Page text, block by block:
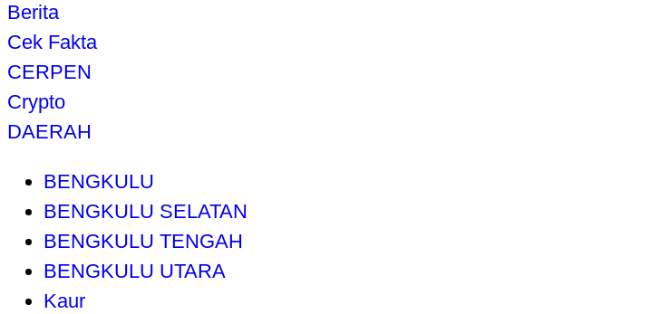
Berita
Cek Fakta
CERPEN
Crypto
DAERAH
BENGKULU
BENGKULU SELATAN
BENGKULU TENGAH
BENGKULU UTARA
Kaur